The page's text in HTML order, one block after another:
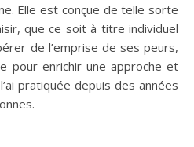
Elle est conçue de telle sorte
que ce soit à titre individuel
de l’emprise de ses peurs,
pour enrichir une approche et
pratiquée depuis des années